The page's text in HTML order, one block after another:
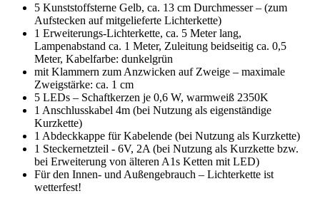
5 Kunststoffsterne Gelb, ca. 13 cm Durchmesser – (zum
Aufstecken auf mitgelieferte Lichterkette)
1 Erweiterungs-Lichterkette, ca. 5 Meter lang,
Lampenabstand ca. 1 Meter, Zuleitung beidseitig ca. 0,5
Meter, Kabelfarbe: dunkelgrün
mit Klammern zum Anzwicken auf Zweige – maximale
Zweigstärke: ca. 1 cm
5 LEDs – Schaftkerzen je 0,6 W, warmweiß 2350K
1 Anschlusskabel 4m (bei Nutzung als eigenständige
Kurzkette)
1 Abdeckkappe für Kabelende (bei Nutzung als Kurzkette)
1 Steckernetzteil - 6V, 2A (bei Nutzung als Kurzkette bzw.
bei Erweiterung von älteren A1s Ketten mit LED)
Für den Innen- und Außengebrauch – Lichterkette ist
wetterfest!